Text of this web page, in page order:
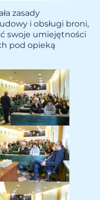
zasady
i obsługi broni,
swoje umiejętności
pod opieką